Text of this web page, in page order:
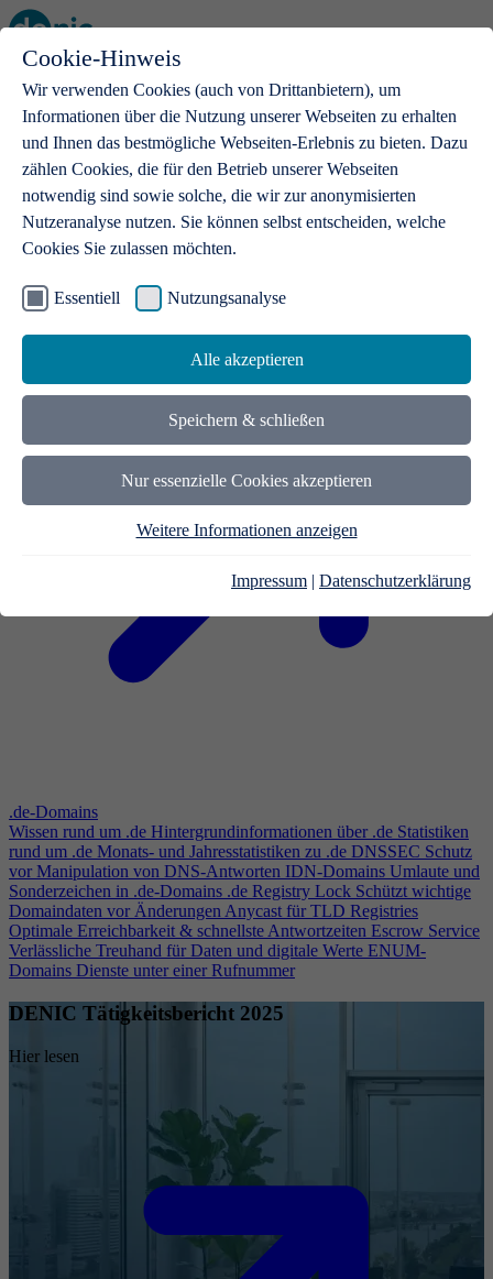
Cookie-Hinweis
Wir verwenden Cookies (auch von Drittanbietern), um
Informationen über die Nutzung unserer Webseiten zu erhalten
und Ihnen das bestmögliche Webseiten-Erlebnis zu bieten. Dazu
zählen Cookies, die für den Betrieb unserer Webseiten
notwendig sind sowie solche, die wir zur anonymisierten
Nutzeranalyse nutzen. Sie können selbst entscheiden, welche
Cookies Sie zulassen möchten.
Essentiell Nutzungsanalyse
Alle akzeptieren
Speichern & schließen
Nur essenzielle Cookies akzeptieren
Weitere Informationen anzeigen
Impressum | Datenschutzerklärung
Open main menu
.de-Domains
Mit einer .de-Domain erhalten Ideen eine Bühne
.de-Domains
Wissen rund um .de Hintergrundinformationen über .de Statistiken
rund um .de Monats- und Jahresstatistiken zu .de DNSSEC Schutz
vor Manipulation von DNS-Antworten IDN-Domains Umlaute und
Sonderzeichen in .de-Domains .de Registry Lock Schützt wichtige
Domaindaten vor ÄnderungenAnycast für TLD Registries
Optimale Erreichbarkeit & schnellste Antwortzeiten Escrow Service
Verlässliche Treuhand für Daten und digitale Werte ENUM-
Domains Dienste unter einer Rufnummer
DENIC Tätigkeitsbericht 2025
Hier lesen